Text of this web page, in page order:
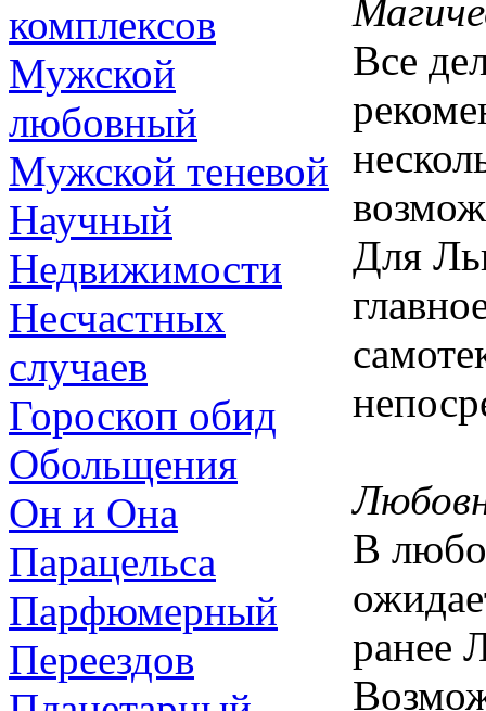
комплексов
Мужской
любовный
Мужской теневой
Научный
Недвижимости
Несчастных
случаев
Гороскоп обид
Обольщения
Он и Она
Парацельса
Парфюмерный
Переездов
Все
Для
В
ранее